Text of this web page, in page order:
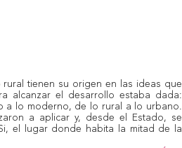
rural tienen su origen en las ideas que
alcanzar el desarrollo estaba dada:
a lo moderno, de lo rural a lo urbano.
a aplicar y, desde el Estado, se
el lugar donde habita la mitad de la